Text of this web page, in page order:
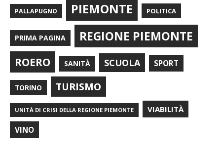
PALLAPUGNO PIEMONTE POLITICA
PRIMA PAGINA REGIONE PIEMONTE
ROERO SANITÀ SCUOLA SPORT
TORINO TURISMO
UNITÀ DI CRISI DELLA REGIONE PIEMONTE VIABILITÀ
VINO